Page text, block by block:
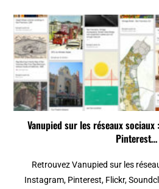
Vanupied sur les réseaux
Pinterest…
Retrouvez Vanupied sur les
Instagram, Pinterest, Flickr,